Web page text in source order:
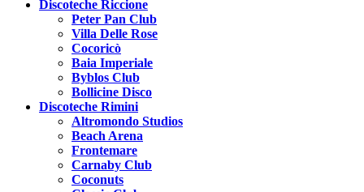
Discoteche Riccione
Peter Pan Club
Villa Delle Rose
Cocoricò
Baia Imperiale
Byblos Club
Bollicine Disco
Discoteche Rimini
Altromondo Studios
Beach Arena
Frontemare
Carnaby Club
Coconuts